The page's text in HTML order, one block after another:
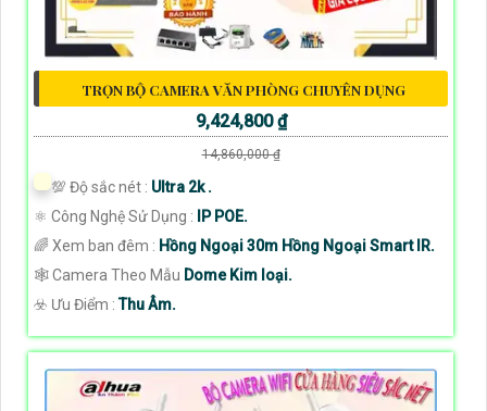
TRỌN BỘ CAMERA VĂN PHÒNG CHUYÊN DỤNG
9,424,800 ₫
14,860,000 ₫
💯 Độ sắc nét : Ultra 2k .
⚛️ Công Nghệ Sử Dụng :
IP POE.
🌈 Xem ban đêm : Hồng Ngoại 30m Hồng Ngoại Smart IR.
🕸️ Camera Theo Mẫu Dome Kim loại.
️☣️ Ưu Điểm :Thu Âm.